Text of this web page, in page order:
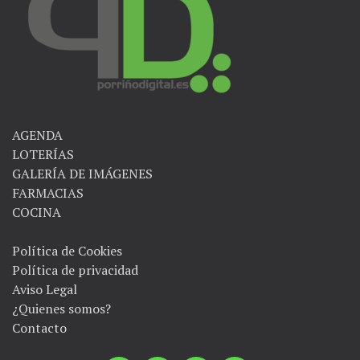
AGENDA
LOTERÍAS
GALERÍA DE IMÁGENES
FARMACIAS
COCINA
Política de Cookies
Política de privacidad
Aviso Legal
¿Quienes somos?
Contacto